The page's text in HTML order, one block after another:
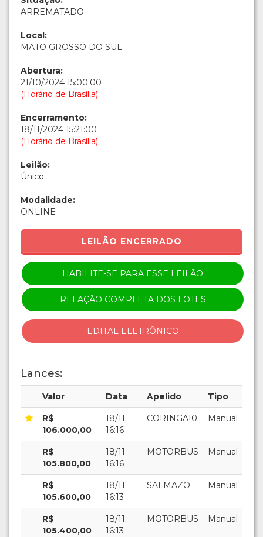
ARREMATADO
Local:
MATO GROSSO DO SUL
Abertura:
21/10/2024 15:00:00
(Horário de Brasília)
Encerramento:
18/11/2024 15:21:00
(Horário de Brasília)
Leilão:
Único
Modalidade:
ONLINE
LEILÃO ENCERRADO
HABILITE-SE PARA ESSE LEILÃO
RELAÇÃO COMPLETA DOS LOTES
EDITAL ELETRÔNICO
Lances:
Valor Data Apelido Tipo
R$
106.000,00
18/11
16:16
CORINGA10 Manual
R$
105.800,00
18/11
16:16
MOTORBUS Manual
R$
105.600,00
18/11
16:13
SALMAZO Manual
R$
105.400,00
18/11
16:13
MOTORBUS Manual